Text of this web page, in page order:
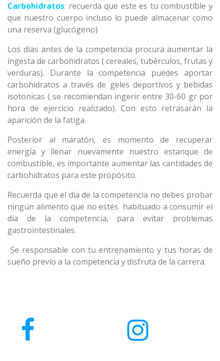
Carbohidratos: recuerda que este es tu combustible y
que nuestro cuerpo incluso lo puede almacenar como
una reserva (glucógeno)
Los días antes de la competencia procura aumentar la
ingesta de carbohidratos ( cereales, tubérculos, frutas y
verduras). Durante la competencia puedes aportar
carbohidratos a través de geles deportivos y bebidas
isotonicas ( se recomiendan ingerir entre 30-60 gr por
hora de ejercicio realizado). Con esto retrasarán la
aparición de la fatiga.
Posterior al maratón, es momento de recuperar
energía y llenar nuevamente nuestro estanque de
combustible, es importante aumentar las cantidades de
carbohidratos para este propósito.
Recuerda que el día de la competencia no debes probar
ningún alimento que no estés habituado a consumir el
día de la competencia, para evitar problemas
gastrointestinales.
Se responsable con tu entrenamiento y tus horas de
sueño previo a la competencia y disfruta de la carrera.